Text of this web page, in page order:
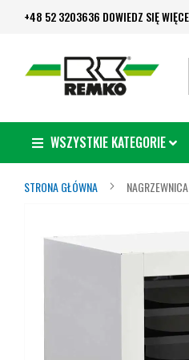
Przejdź
treści
+48 52 3203636 DOWIEDZ SIĘ
WSZYSTKIE KATEGORIE
STRONA GŁÓWNA
koniec